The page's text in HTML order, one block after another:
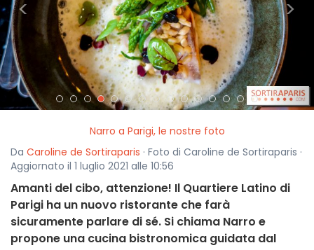
< >
Narro a Parigi, le nostre foto
Da Caroline de Sortiraparis · Foto di Caroline de Sortiraparis ·
Aggiornato il 1 luglio 2021 alle 10:56
Amanti del cibo, attenzione! Il Quartiere Latino di
Parigi ha un nuovo ristorante che farà
sicuramente parlare di sé. Si chiama Narro e
propone una cucina bistronomica guidata dal